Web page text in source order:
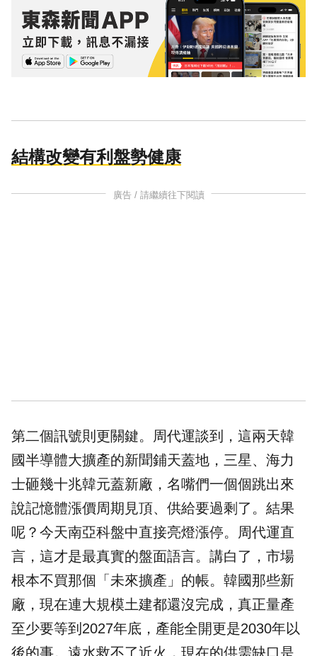
結構改變有利盤勢健康
廣告 / 請繼續往下閱讀
第二個訊號則更關鍵。周代運談到，這兩天韓
國半導體大擴產的新聞鋪天蓋地，三星、海力
士砸幾十兆韓元蓋新廠，名嘴們一個個跳出來
說記憶體漲價周期見頂、供給要過剩了。結果
呢？今天南亞科盤中直接亮燈漲停。周代運直
言，這才是最真實的盤面語言。講白了，市場
根本不買那個「未來擴產」的帳。韓國那些新
廠，現在連大規模土建都還沒完成，真正量產
至少要等到2027年底，產能全開更是2030年以
後的事。遠水救不了近火，現在的供需缺口是